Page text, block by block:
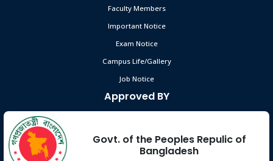
Faculty Members
Important Notice
Exam Notice
Campus Life/Gallery
Job Notice
Approved BY
Govt. of the Peoples Repulic of
Bangladesh